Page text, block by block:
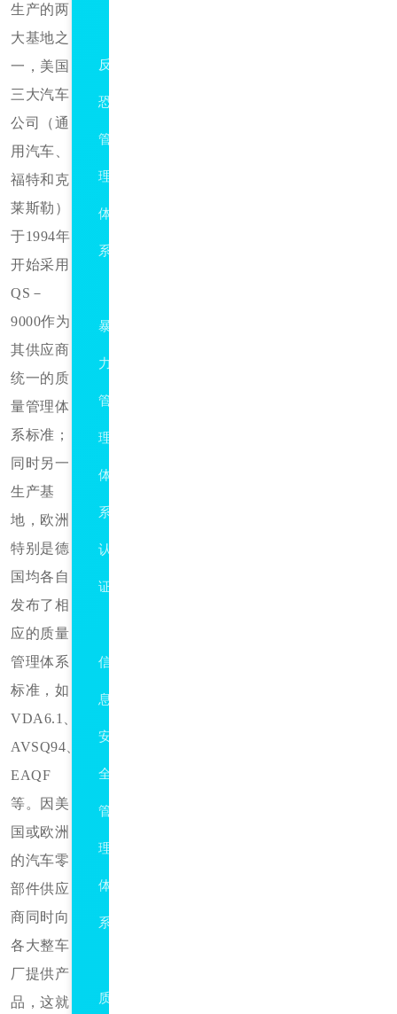
生产的两
大基地之
一，美国
三大汽车
公司（通
用汽车、
福特和克
莱斯勒）
于1994年
开始采用
QS－
9000作为
其供应商
统一的质
量管理体
系标准；
同时另一
生产基
地，欧洲
特别是德
国均各自
发布了相
应的质量
管理体系
标准，如
VDA6.1、
AVSQ94、
EAQF
等。因美
国或欧洲
的汽车零
部件供应
商同时向
各大整车
厂提供产
品，这就
反
恐
管
理
体
系
暴
力
管
理
体
系
认
证
信
息
安
全
管
理
体
系
质